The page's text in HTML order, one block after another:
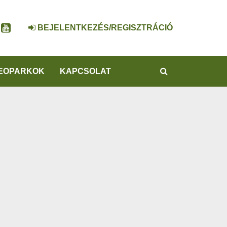
BEJELENTKEZÉS/REGISZTRÁCIÓ
KAPCSOLAT